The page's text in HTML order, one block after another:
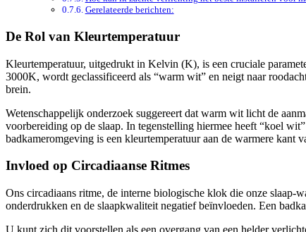
Gerelateerde berichten:
De Rol van Kleurtemperatuur
Kleurtemperatuur, uitgedrukt in Kelvin (K), is een cruciale
3000K, wordt geclassificeerd als “warm wit” en neigt naar
brein.
Wetenschappelijk onderzoek suggereert dat warm wit licht de
voorbereiding op de slaap. In tegenstelling hiermee heeft “koel
badkameromgeving is een kleurtemperatuur aan de warmere kant
Invloed op Circadiaanse Ritmes
Ons circadiaans ritme, de interne biologische klok die onze
onderdrukken en de slaapkwaliteit negatief beïnvloeden. Een
U kunt zich dit voorstellen als een overgang van een helder